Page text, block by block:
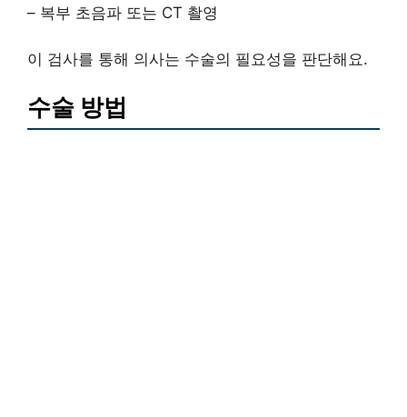
– 복부 초음파 또는 CT 촬영
이 검사를 통해 의사는 수술의 필요성을 판단해요.
수술 방법